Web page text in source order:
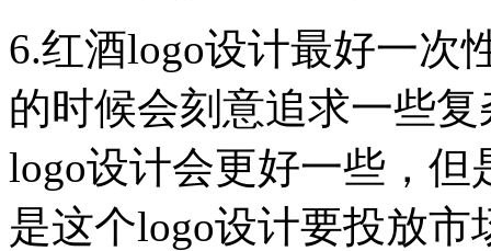
6.红酒logo设计最好一次
的时候会刻意追求一些
logo设计会更好一些，
是这个logo设计要投放